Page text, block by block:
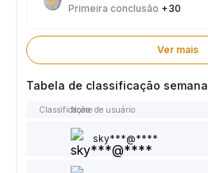
Primeira conclusão +30
Ver mais
Tabela de classificação semanal
ClassificaçãoNome de usuário
sky***@****